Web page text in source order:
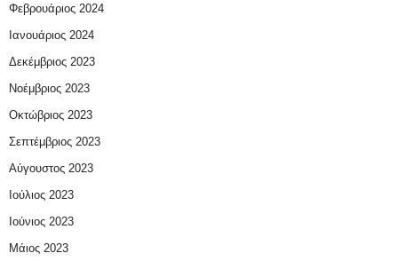
Φεβρουάριος 2024
Ιανουάριος 2024
Δεκέμβριος 2023
Νοέμβριος 2023
Οκτώβριος 2023
Σεπτέμβριος 2023
Αύγουστος 2023
Ιούλιος 2023
Ιούνιος 2023
Μάιος 2023